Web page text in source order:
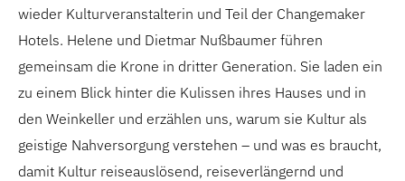
wieder Kulturveranstalterin und Teil der Changemaker
Hotels. Helene und Dietmar Nußbaumer führen
gemeinsam die Krone in dritter Generation. Sie laden ein
zu einem Blick hinter die Kulissen ihres Hauses und in
den Weinkeller und erzählen uns, warum sie Kultur als
geistige Nahversorgung verstehen – und was es braucht,
damit Kultur reiseauslösend, reiseverlängernd und